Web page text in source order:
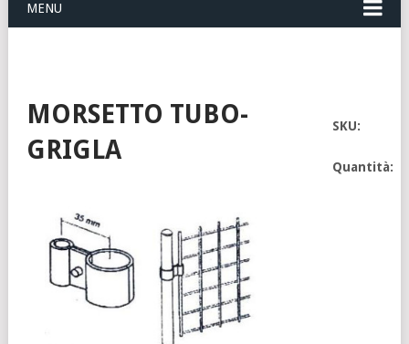
MENU
MORSETTO TUBO-
GRIGLA
SKU:
Quantità: